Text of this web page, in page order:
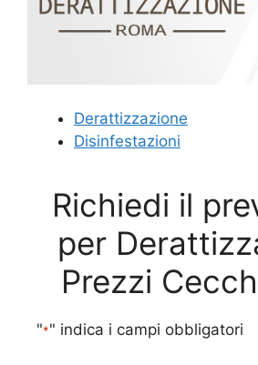
Derattizzazione
Disinfestazioni
Richiedi il
per
Prezzi
"*" indica i campi obbligatori